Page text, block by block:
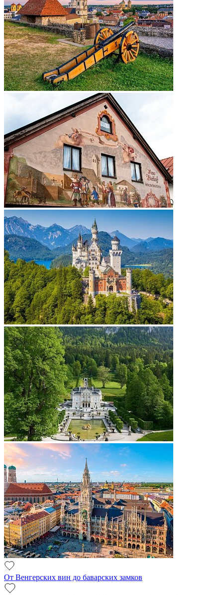
От Венгерских вин до баварских замков